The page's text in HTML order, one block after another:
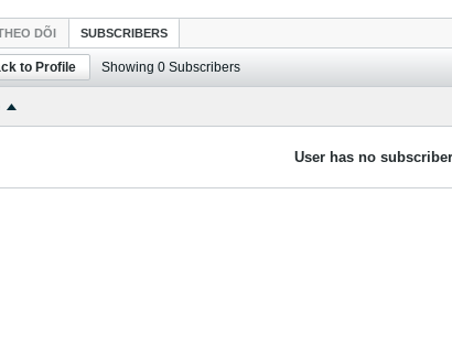
DÕI SUBSCRIBERS
to Profile Showing 0 Subscribers
User has no